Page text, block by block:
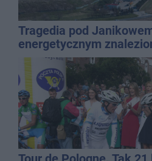
Tragedia pod
energetycznym
mężczyzny